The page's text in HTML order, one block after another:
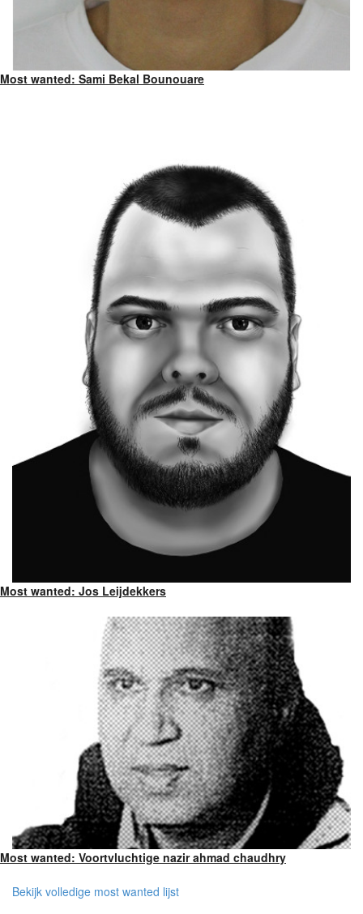
Most wanted: Sami Bekal Bounouare
Most wanted: Jos Leijdekkers
Most wanted: Voortvluchtige nazir ahmad chaudhry
Bekijk volledige most wanted lijst